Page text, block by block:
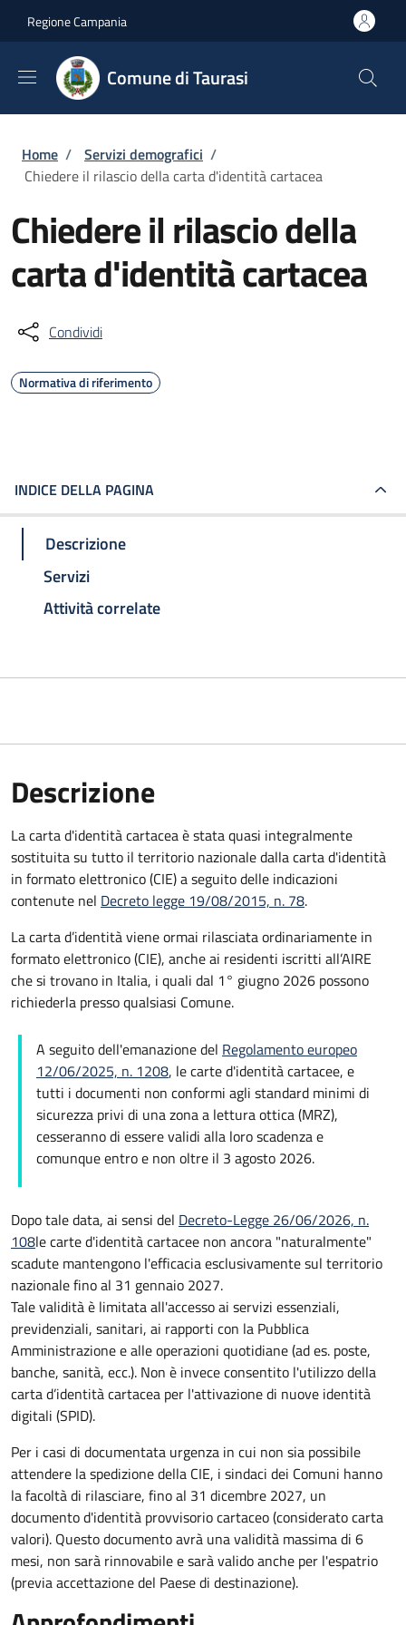
Regione Campania
Comune di Taurasi
Briciole di pane
Home / Servizi demografici /
Chiedere il rilascio della carta d'identità cartacea
Chiedere il rilascio della
carta d'identità cartacea
Condividi
Normativa di riferimento
INDICE DELLA PAGINA
Descrizione
Servizi
Attività correlate
Descrizione
La carta d'identità cartacea è stata quasi integralmente
sostituita su tutto il territorio nazionale dalla carta d'identità
in formato elettronico (CIE) a seguito delle indicazioni
contenute nel Decreto legge 19/08/2015, n. 78.
La carta d’identità viene ormai rilasciata ordinariamente in
formato elettronico (CIE), anche ai residenti iscritti all’AIRE
che si trovano in Italia, i quali dal 1° giugno 2026 possono
richiederla presso qualsiasi Comune.
A seguito dell'emanazione del Regolamento europeo
12/06/2025, n. 1208, le carte d'identità cartacee, e
tutti i documenti non conformi agli standard minimi di
sicurezza privi di una zona a lettura ottica (MRZ),
cesseranno di essere validi alla loro scadenza e
comunque entro e non oltre il 3 agosto 2026.
Dopo tale data, ai sensi del Decreto-Legge 26/06/2026, n.
108le carte d'identità cartacee non ancora "naturalmente"
scadute mantengono l'efficacia esclusivamente sul territorio
nazionale fino al 31 gennaio 2027.
Tale validità è limitata all'accesso ai servizi essenziali,
previdenziali, sanitari, ai rapporti con la Pubblica
Amministrazione e alle operazioni quotidiane (ad es. poste,
banche, sanità, ecc.). Non è invece consentito l'utilizzo della
carta d’identità cartacea per l'attivazione di nuove identità
digitali (SPID).
Per i casi di documentata urgenza in cui non sia possibile
attendere la spedizione della CIE, i sindaci dei Comuni hanno
la facoltà di rilasciare, fino al 31 dicembre 2027, un
documento d'identità provvisorio cartaceo (considerato carta
valori). Questo documento avrà una validità massima di 6
mesi, non sarà rinnovabile e sarà valido anche per l'espatrio
(previa accettazione del Paese di destinazione).